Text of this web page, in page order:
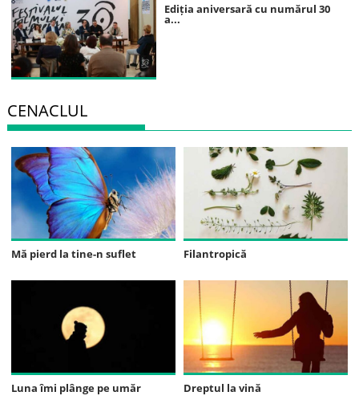
Ediția aniversară cu numărul 30
a...
CENACLUL
Mă pierd la tine-n suflet Filantropică
Luna îmi plânge pe umăr Dreptul la vină